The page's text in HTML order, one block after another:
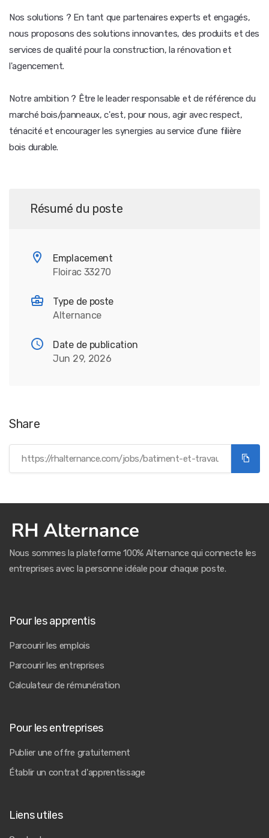
Nos solutions ? En tant que partenaires experts et engagés,
nous proposons des solutions innovantes, des produits et des
services de qualité pour la construction, la rénovation et
l'agencement.
Notre ambition ? Être le leader responsable et de référence du
marché bois/panneaux, c'est, pour nous, agir avec respect,
ténacité et encourager les synergies au service d'une filière
bois durable.
Résumé du poste
Emplacement
Floirac 33270
Type de poste
Alternance
Date de publication
Jun 29, 2026
Share
Nous sommes la plateforme 100% Alternance qui connecte les
entreprises avec la personne idéale pour chaque poste.
Pour les apprentis
Parcourir les emplois
Parcourir les entreprises
Calculateur de rémunération
Pour les entreprises
Publier une offre gratuitement
Établir un contrat d'apprentissage
Liens utiles